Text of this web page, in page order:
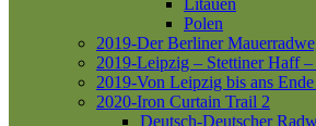
Polen
2019-Der Berliner
2019-Leipzig – Stettiner Haff
2019-Von Leipzig bis ans
2020-Iron Curtain Trail 2
Deutsch-Deutscher